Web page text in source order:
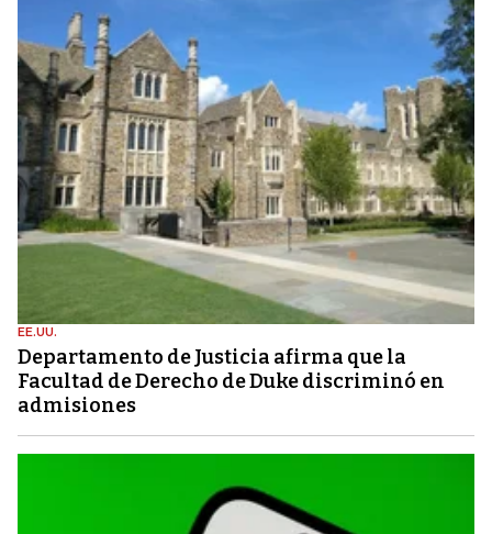
EE.UU.
Departamento de Justicia afirma que la
Facultad de Derecho de Duke discriminó en
admisiones